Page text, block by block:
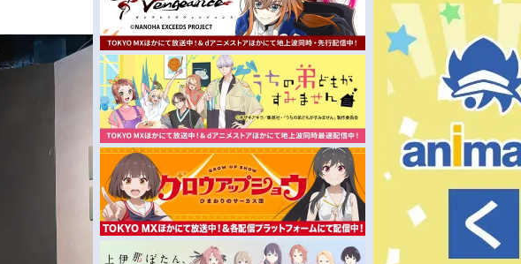
今期アニメ曜日別一覧
春アニメ
秋アニメ
冬アニメ